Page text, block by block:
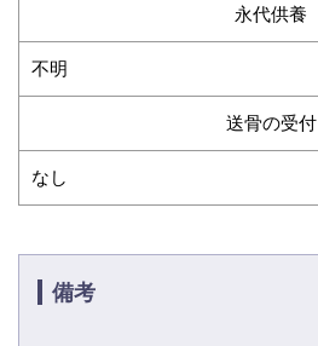
永代供養
不明
送骨の受付
なし
備考